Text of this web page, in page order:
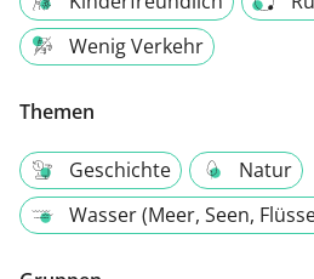
Wenig Verkehr
Themen
Geschichte
Natur
Wasser (Meer, Seen,